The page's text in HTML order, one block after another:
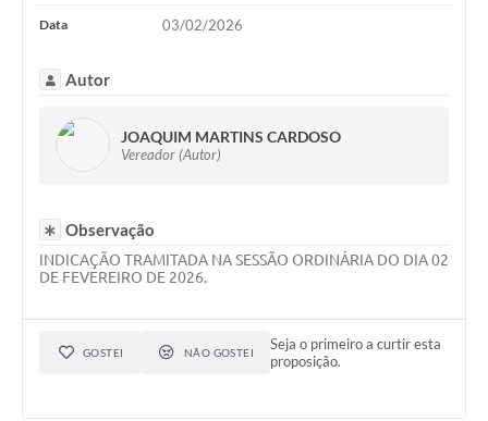
Data 03/02/2026
Autor
JOAQUIM MARTINS CARDOSO
Vereador (Autor)
Observação
INDICAÇÃO TRAMITADA NA SESSÃO ORDINÁRIA DO DIA 02
DE FEVEREIRO DE 2026.
GOSTEI NÃO GOSTEI
Seja o primeiro a curtir esta
proposição.